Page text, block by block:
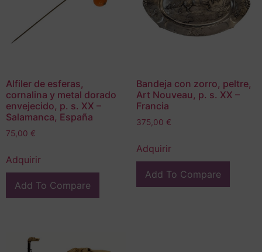
Alfiler de esferas,
cornalina y metal dorado
envejecido, p. s. XX –
Salamanca, España
75,00 €
Adquirir
Add To Compare
Bandeja con zorro, peltre,
Art Nouveau, p. s. XX –
Francia
375,00 €
Adquirir
Add To Compare